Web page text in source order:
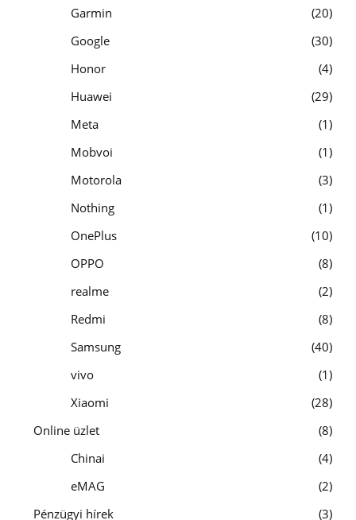
Garmin
20
Google
30
Honor
4
Huawei
29
Meta
1
Mobvoi
1
Motorola
3
Nothing
1
OnePlus
10
OPPO
8
realme
2
Redmi
8
Samsung
40
vivo
1
Xiaomi
28
Online üzlet
8
Chinai
4
eMAG
2
Pénzügyi hírek
3